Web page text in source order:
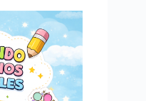
–
A
Joaninha
Juju